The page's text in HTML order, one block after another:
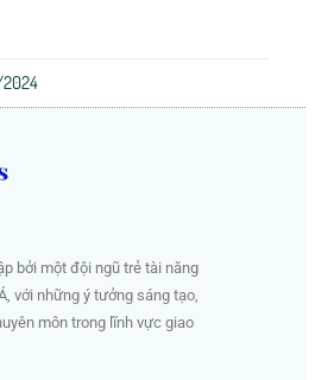
bởi một đội ngũ trẻ tài năng
với những ý tưởng sáng tạo,
môn trong lĩnh vực giao